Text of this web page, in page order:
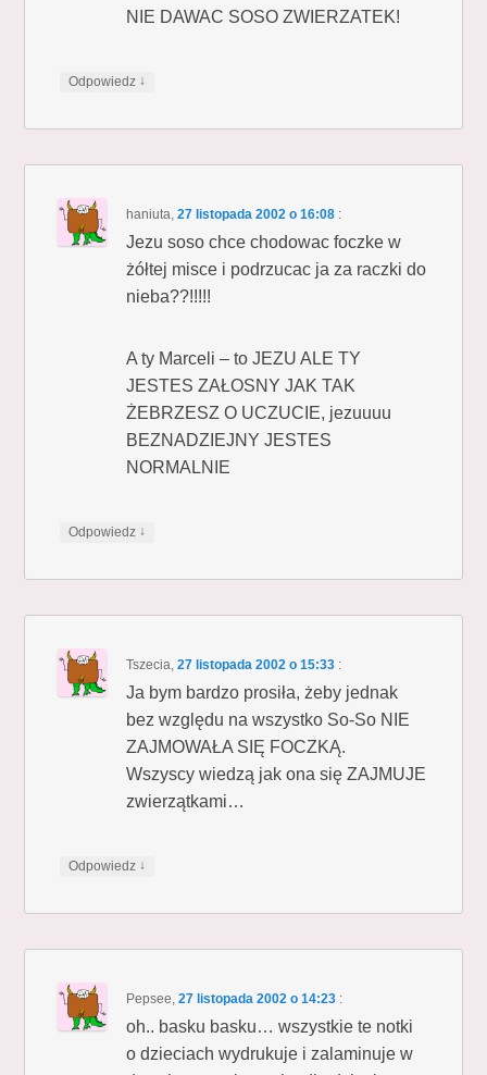
NIE DAWAC SOSO ZWIERZATEK!
Odpowiedz ↓
haniuta,27 listopada 2002 o 16:08 :
Jezu soso chce chodowac foczke w
żółtej misce i podrzucac ja za raczki do
nieba??!!!!!
A ty Marceli – to JEZU ALE TY
JESTES ZAŁOSNY JAK TAK
ŻEBRZESZ O UCZUCIE, jezuuuu
BEZNADZIEJNY JESTES
NORMALNIE
Odpowiedz ↓
Tszecia,27 listopada 2002 o 15:33 :
Ja bym bardzo prosiła, żeby jednak
bez względu na wszystko So-So NIE
ZAJMOWAŁA SIĘ FOCZKĄ.
Wszyscy wiedzą jak ona się ZAJMUJE
zwierzątkami…
Odpowiedz ↓
Pepsee,27 listopada 2002 o 14:23 :
oh.. basku basku… wszystkie te notki
o dzieciach wydrukuje i zalaminuje w